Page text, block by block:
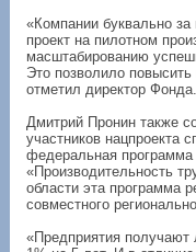
«Компании буквально
проект на пилотном
масштабированию
Это позволило
отметил директор Фонда.
Дмитрий Пронин также
участников нацпроекта
федеральная программа
«Производительность
области эта программа
совместного
«Предприятия